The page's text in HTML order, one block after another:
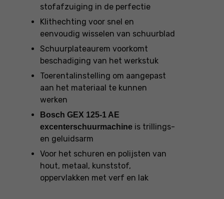
stofafzuiging in de perfectie
Klithechting voor snel en
eenvoudig wisselen van schuurblad
Schuurplateaurem voorkomt
beschadiging van het werkstuk
Toerentalinstelling om aangepast
aan het materiaal te kunnen
werken
Bosch GEX 125-1 AE
excenterschuurmachine is trillings-
en geluidsarm
Voor het schuren en polijsten van
hout, metaal, kunststof,
oppervlakken met verf en lak